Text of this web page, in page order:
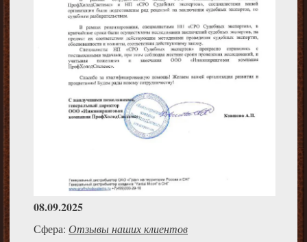
08.09.2025
Сфера: Отзывы наших клиентов